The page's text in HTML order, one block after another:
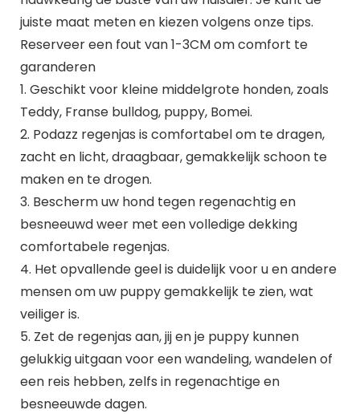
juiste maat meten en kiezen volgens onze tips.
Reserveer een fout van 1-3CM om comfort te
garanderen
1. Geschikt voor kleine middelgrote honden, zoals
Teddy, Franse bulldog, puppy, Bomei.
2. Podazz regenjas is comfortabel om te dragen,
zacht en licht, draagbaar, gemakkelijk schoon te
maken en te drogen.
3. Bescherm uw hond tegen regenachtig en
besneeuwd weer met een volledige dekking
comfortabele regenjas.
4. Het opvallende geel is duidelijk voor u en andere
mensen om uw puppy gemakkelijk te zien, wat
veiliger is.
5. Zet de regenjas aan, jij en je puppy kunnen
gelukkig uitgaan voor een wandeling, wandelen of
een reis hebben, zelfs in regenachtige en
besneeuwde dagen.